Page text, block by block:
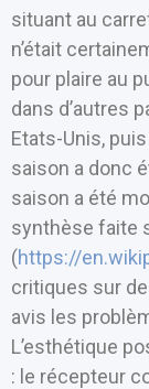
situant au
n’était
pour plaire au
dans d’autres
Etats-Unis,
saison a donc
saison a été
synthèse faite
(https://
critiques sur
avis les
L’esthétique
: le récepteur